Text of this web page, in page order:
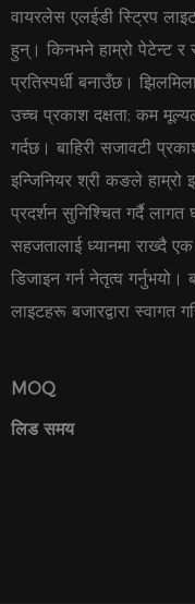
वायरलेस एलईडी स्ट्रिप
हुन्। किनभने हाम्रो पेटेन्ट
प्रतिस्पर्धी बनाउँछ।
उच्च प्रकाश दक्षता; कम
गर्दछ। बाहिरी सजावटी
इन्जिनियर श्री कङले हाम्रो
प्रदर्शन सुनिश्चित गर्दै
सहजतालाई ध्यानमा राख्दै
डिजाइन गर्न नेतृत्व
लाइटहरू बजारद्वारा स्वागत
MOQ
लिड समय